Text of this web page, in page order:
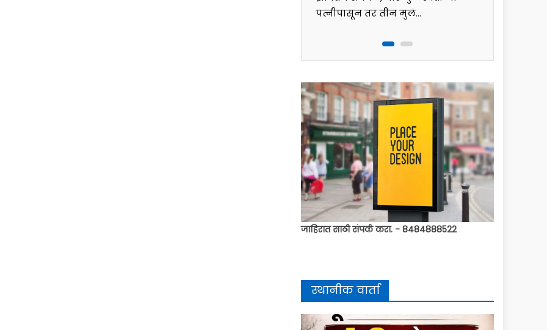
पत्नीपासून तर तीन मुलं…
जाहिरात साठी संपर्क करा. - 8484888522
स्थानीक वार्ता